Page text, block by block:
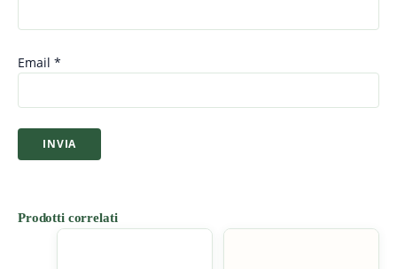
Email *
Prodotti correlati